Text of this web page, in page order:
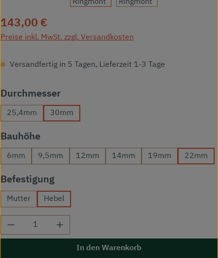
Regulärer Preis:
143,00 €
Preise inkl. MwSt. zzgl. Versandkosten
Versandfertig in 5 Tagen, Lieferzeit 1-3 Tage
Durchmesserauswählen
25,4mm 30mm
Bauhöheauswählen
6mm 9,5mm 12mm 14mm 19mm 22mm
Befestigungauswählen
Mutter Hebel
Produkt Anzahl: Gib den gewünschten
In den Warenkorb